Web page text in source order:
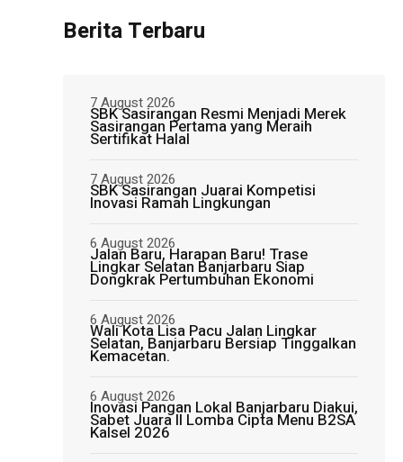
Berita Terbaru
SBK Sasirangan Resmi Menjadi Merek
Sasirangan Pertama yang Meraih
Sertifikat Halal
7 August 2026
SBK Sasirangan Juarai Kompetisi
Inovasi Ramah Lingkungan
7 August 2026
Jalan Baru, Harapan Baru! Trase
Lingkar Selatan Banjarbaru Siap
Dongkrak Pertumbuhan Ekonomi
6 August 2026
Wali Kota Lisa Pacu Jalan Lingkar
Selatan, Banjarbaru Bersiap Tinggalkan
Kemacetan.
6 August 2026
Inovasi Pangan Lokal Banjarbaru Diakui,
Sabet Juara II Lomba Cipta Menu B2SA
Kalsel 2026
6 August 2026